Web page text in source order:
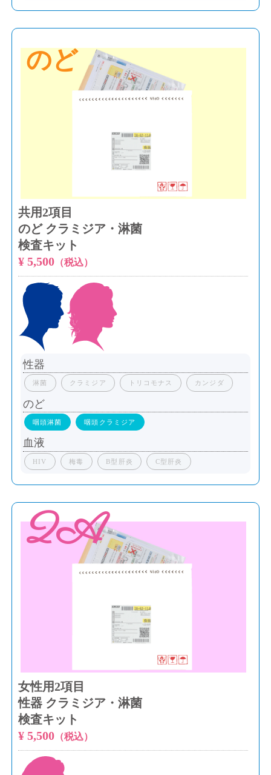
のど
共用2項目
のど クラミジア・淋菌
検査キット
¥ 5,500（税込）
性器
淋菌 クラミジア トリコモナス カンジダ
のど
咽頭淋菌 咽頭クラミジア
血液
HIV 梅毒 B型肝炎 C型肝炎
2A
女性用2項目
性器 クラミジア・淋菌
検査キット
¥ 5,500（税込）